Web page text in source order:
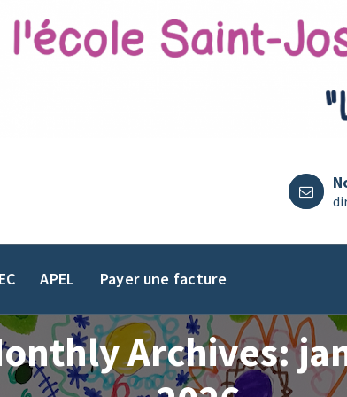
APEL Payer une facture
Archives: